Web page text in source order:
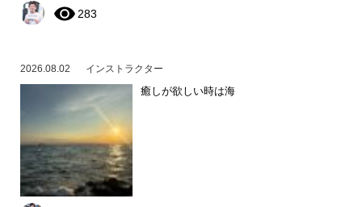
283
2026.08.02 インストラクター
癒しが欲しい時は海